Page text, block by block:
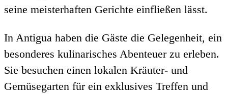
seine meisterhaften Gerichte einfließen lässt.
In Antigua haben die Gäste die Gelegenheit, ein
besonderes kulinarisches Abenteuer zu erleben.
Sie besuchen einen lokalen Kräuter- und
Gemüsegarten für ein exklusives Treffen und